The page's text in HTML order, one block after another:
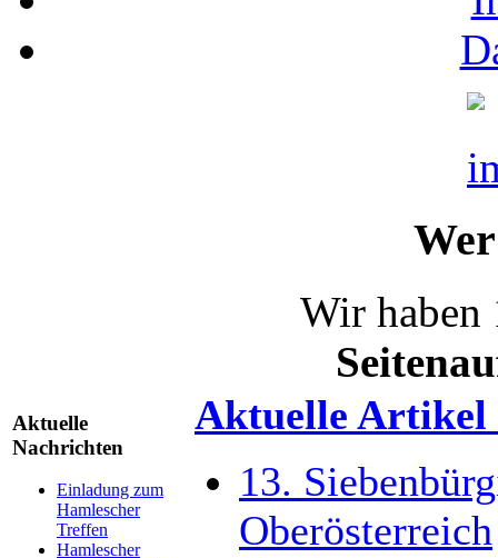
Wir haben
Aktuelle
Nachrichten
Einladung zum
Hamlescher
Treffen
Hamlescher
Aktuelle Artikel
13.
Oberösterreich